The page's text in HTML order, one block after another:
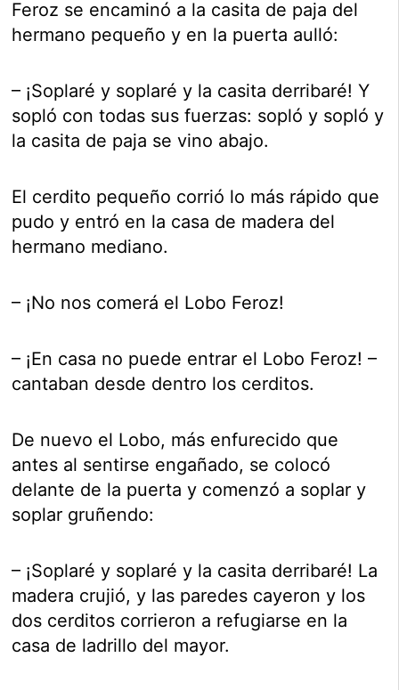
Feroz se encaminó a la casita de paja del
hermano pequeño y en la puerta aulló:
– ¡Soplaré y soplaré y la casita derribaré! Y
sopló con todas sus fuerzas: sopló y sopló y
la casita de paja se vino abajo.
El cerdito pequeño corrió lo más rápido que
pudo y entró en la casa de madera del
hermano mediano.
– ¡No nos comerá el Lobo Feroz!
– ¡En casa no puede entrar el Lobo Feroz! –
cantaban desde dentro los cerditos.
De nuevo el Lobo, más enfurecido que
antes al sentirse engañado, se colocó
delante de la puerta y comenzó a soplar y
soplar gruñendo:
– ¡Soplaré y soplaré y la casita derribaré! La
madera crujió, y las paredes cayeron y los
dos cerditos corrieron a refugiarse en la
casa de ladrillo del mayor.